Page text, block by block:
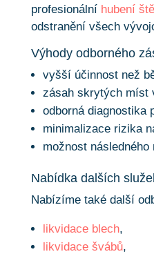
profesionální hubení
odstranění všech
Výhody odborného
vyšší účinnost než
zásah skrytých míst
odborná diagnostika
minimalizace rizika
možnost následného
Nabídka dalších
Nabízíme také další
likvidace blech,
likvidace švábů,